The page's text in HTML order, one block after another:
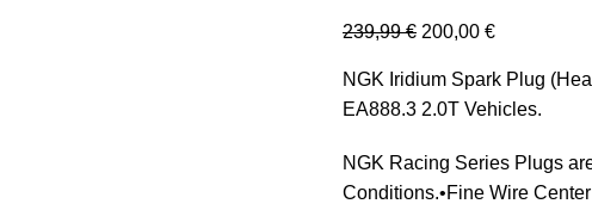
239,99€ 200,00 €
NGK Iridium Spark Plug
EA888.3 2.0T Vehicles.
NGK Racing Series Plugs
Conditions.•Fine Wire